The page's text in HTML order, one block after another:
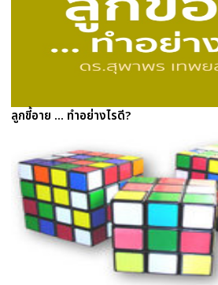
ลูกขี้อาย ... ทำอย่างไรดี?